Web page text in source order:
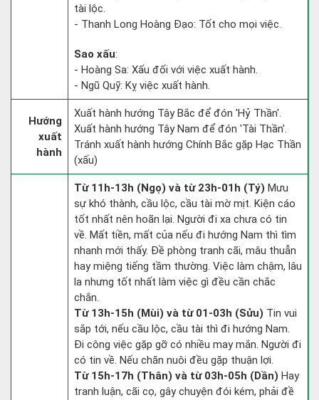
tài lộc.
- Thanh Long Hoàng Đạo: Tốt cho mọi việc.
Sao xấu:
- Hoàng Sa: Xấu đối với việc xuất hành.
- Ngũ Quỹ: Kỵ việc xuất hành.
Hướng
xuất
hành
Xuất hành hướng Tây Bắc để đón 'Hỷ Thần'.
Xuất hành hướng Tây Nam để đón 'Tài Thần'.
Tránh xuất hành hướng Chính Bắc gặp Hạc Thần
(xấu)
Từ 11h-13h (Ngọ) và từ 23h-01h (Tý) Mưu
sự khó thành, cầu lộc, cầu tài mờ mịt. Kiện cáo
tốt nhất nên hoãn lại. Người đi xa chưa có tin
về. Mất tiền, mất của nếu đi hướng Nam thì tìm
nhanh mới thấy. Đề phòng tranh cãi, mâu thuẫn
hay miệng tiếng tầm thường. Việc làm chậm, lâu
la nhưng tốt nhất làm việc gì đều cần chắc
chắn.
Từ 13h-15h (Mùi) và từ 01-03h (Sửu) Tin vui
sắp tới, nếu cầu lộc, cầu tài thì đi hướng Nam.
Đi công việc gặp gỡ có nhiều may mắn. Người đi
có tin về. Nếu chăn nuôi đều gặp thuận lợi.
Từ 15h-17h (Thân) và từ 03h-05h (Dần) Hay
tranh luận, cãi cọ, gây chuyện đói kém, phải đề